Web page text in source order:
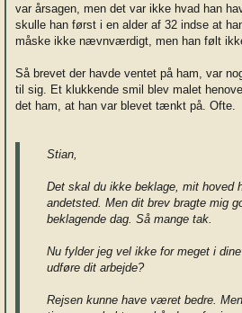
var årsagen, men det var ikke hvad han
skulle han først i en alder af 32 indse at
måske ikke nævnværdigt, men han følt
Så brevet der havde ventet på ham, var
til sig. Et klukkende smil blev malet
det ham, at han var blevet tænkt på. Ofte.
Stian,
Det skal du ikke beklage, mit hoved
andetsted. Men dit brev bragte mig
beklagende dag. Så mange tak.
Nu fylder jeg vel ikke for meget i
udføre dit arbejde?
Rejsen kunne have været bedre.